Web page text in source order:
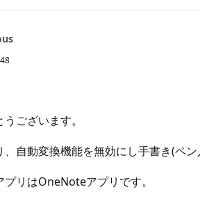
ト
ございます。
自動変換機能を無効にし手書き(ペン
リはOneNoteアプリです。